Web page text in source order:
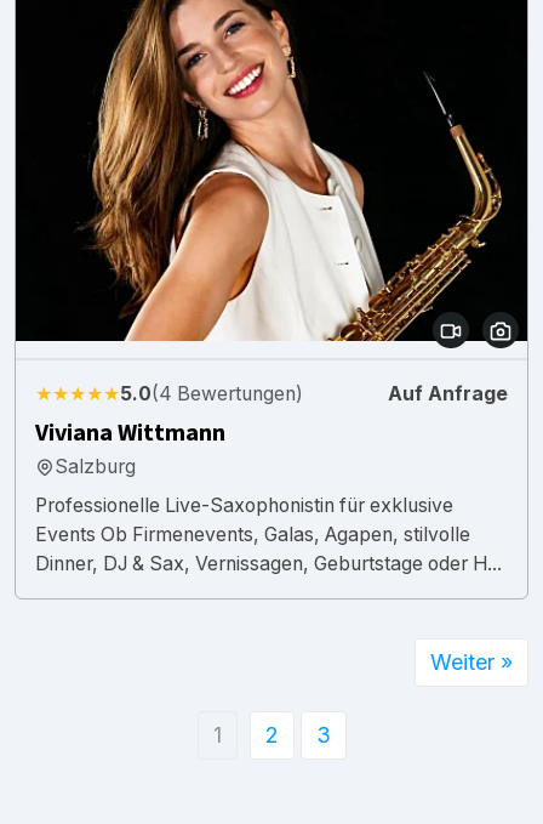
★★★★★5.0(4 Bewertungen) Auf Anfrage
Viviana Wittmann
Salzburg
Professionelle Live-Saxophonistin für exklusive
Events Ob Firmenevents, Galas, Agapen, stilvolle
Dinner, DJ & Sax, Vernissagen, Geburtstage oder H...
1 2 3
Weiter »